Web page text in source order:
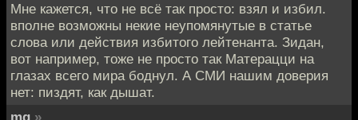
Мне кажется, что не всё так просто: взял и избил.
вполне возможны некие неупомянутые в статье
слова или действия избитого лейтенанта. Зидан,
вот например, тоже не просто так Матерацци на
глазах всего мира боднул. А СМИ нашим доверия
нет: пиздят, как дышат.